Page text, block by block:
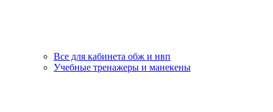
Все для кабинета обж и нвп
Учебные тренажеры и манекены